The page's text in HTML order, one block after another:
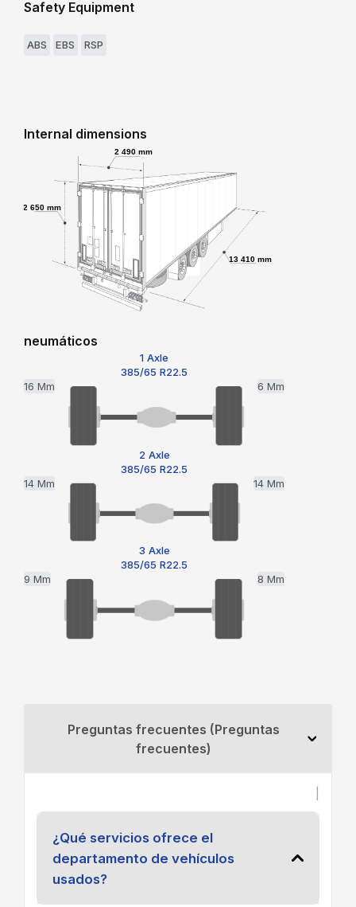
Safety Equipment
ABS EBS RSP
Internal dimensions
2 490 mm
2 650 mm
13 410 mm
neumáticos
1 Axle
385/65 R22.5
16 Mm
6 Mm
2 Axle
385/65 R22.5
14 Mm
14 Mm
3 Axle
385/65 R22.5
9 Mm
8 Mm
Preguntas frecuentes (Preguntas
frecuentes)
¿Qué servicios ofrece el
departamento de vehículos
usados?